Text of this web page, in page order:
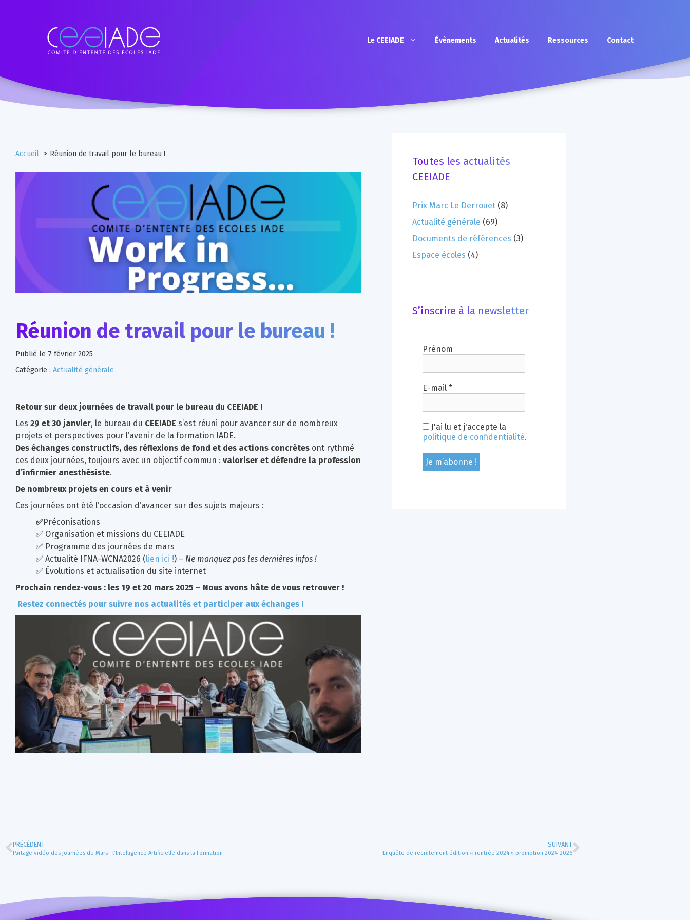
Le CEEIADE Évènements Actualités Ressources Contact
Accueil Réunion de travail pour le bureau !
Réunion de travail pour le bureau !
Publié le 7 février 2025
Catégorie : Actualité générale
Retour sur deux journées de travail pour le bureau du CEEIADE !
Les 29 et 30 janvier, le bureau du CEEIADE s’est réuni pour avancer sur de nombreux
projets et perspectives pour l’avenir de la formation IADE.
Des échanges constructifs, des réflexions de fond et des actions concrètes ont rythmé
ces deux journées, toujours avec un objectif commun : valoriser et défendre la profession
d’infirmier anesthésiste.
De nombreux projets en cours et à venir
Ces journées ont été l’occasion d’avancer sur des sujets majeurs :
✅Préconisations
✅ Organisation et missions du CEEIADE
✅ Programme des journées de mars
✅ Actualité IFNA-WCNA2026 (lien ici !) – Ne manquez pas les dernières infos !
✅ Évolutions et actualisation du site internet
Prochain rendez-vous : les 19 et 20 mars 2025 – Nous avons hâte de vous retrouver !
Restez connectés pour suivre nos actualités et participer aux échanges !
Toutes les actualités
CEEIADE
Prix Marc Le Derrouet (8)
Actualité générale (69)
Documents de références (3)
Espace écoles (4)
S’inscrire à la newsletter
Prénom
E-mail*
J'ai lu et j'accepte la
politique de confidentialité.
PRÉCÉDENT
Partage vidéo des journées de Mars : l’Intelligence Artificielle dans la Formation
SUIVANT
Enquête de recrutement édition « rentrée 2024 » promotion 2024-2026